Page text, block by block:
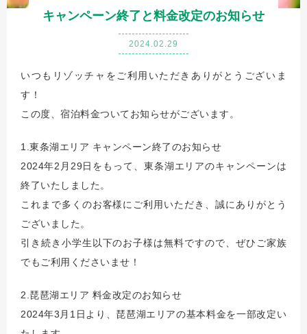
キャンペーン終了と料金改定のお知らせ
2024.02.29
いつもリゾッチャをご利用いただきありがとうございま
す！
この度、宿泊料金ついてお知らせがございます。
1.東条湖エリア キャンペーン終了のお知らせ
2024年2月29日をもって、東条湖エリアのキャンペーンは
終了いたしました。
これまで多くのお客様にご利用いただき、誠にありがとう
ございました。
引き続き小学生以下のお子様は無料ですので、ぜひご家族
でもご利用くださいませ！
2.琵琶湖エリア 料金改定のお知らせ
2024年3月1日より、琵琶湖エリアの基本料金を一部改定い